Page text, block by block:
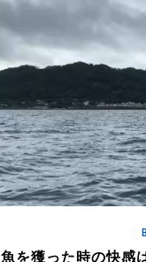
魚を獲った時の快感